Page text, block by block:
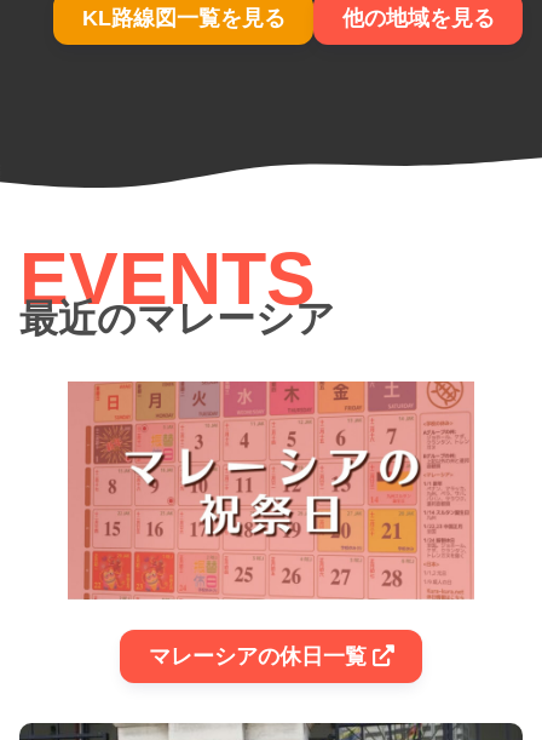
KL路線図一覧を見る 他の地域を見る
最近のマレーシア
マレーシアの休日一覧